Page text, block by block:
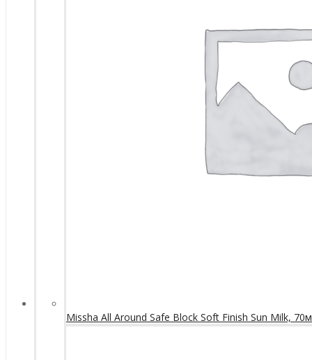
Missha All Around Safe Block Soft Finish Sun Milk,